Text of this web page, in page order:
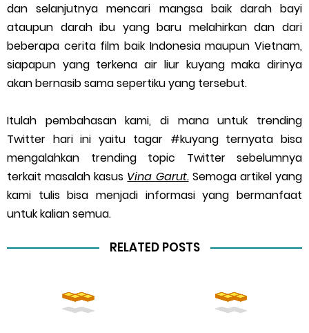
dan selanjutnya mencari mangsa baik darah bayi
ataupun darah ibu yang baru melahirkan dan dari
beberapa cerita film baik Indonesia maupun Vietnam,
siapapun yang terkena air liur kuyang maka dirinya
akan bernasib sama sepertiku yang tersebut.
Itulah pembahasan kami, di mana untuk trending
Twitter hari ini yaitu tagar #kuyang ternyata bisa
mengalahkan trending topic Twitter sebelumnya
terkait masalah kasus Vina Garut.Semoga artikel yang
kami tulis bisa menjadi informasi yang bermanfaat
untuk kalian semua.
RELATED POSTS